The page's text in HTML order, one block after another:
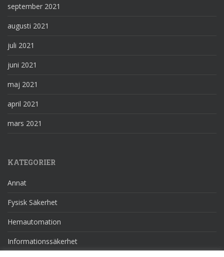
september 2021
augusti 2021
juli 2021
juni 2021
maj 2021
april 2021
mars 2021
KATEGORIER
Annat
Fysisk Säkerhet
Hemautomation
Informationssäkerhet